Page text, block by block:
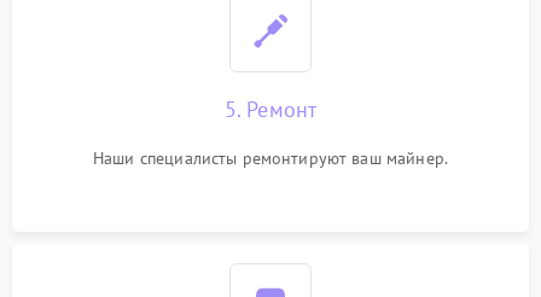
5. Ремонт
Наши специалисты ремонтируют ваш майнер.